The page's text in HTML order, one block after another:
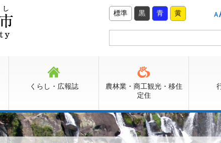
標準 黒 青 黄
くらし・広報誌
農林業・商工観光・移住
定住